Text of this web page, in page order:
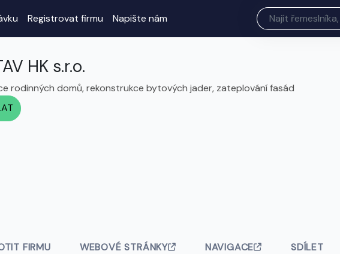
Registrovat firmu Napište nám
HK s.r.o.
rodinných domů, rekonstrukce bytových jader, zateplování fasád
FIRMU WEBOVÉ STRÁNKY NAVIGACE SDÍLET